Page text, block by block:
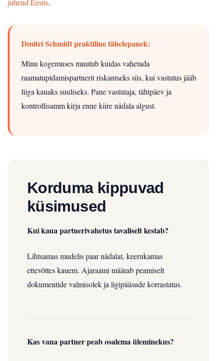
Dmitri Schmidt praktiline tähelepanek:
Minu kogemuses muutub kuidas vahetada
raamatupidamispartnerit riskantseks siis, kui vastutus jääb
liiga kauaks suuliseks. Pane vastutaja, tähtpäev ja
kontrollisamm kirja enne kiire nädala algust.
Korduma kippuvad
küsimused
Kui kaua partnerivahetus tavaliselt kestab?
Lihtsamas mudelis paar nädalat, keerukamas
ettevõttes kauem. Ajaraami määrab peamiselt
dokumentide valmisolek ja ligipääsude korrastatus.
Kas vana partner peab osalema üleminekus?